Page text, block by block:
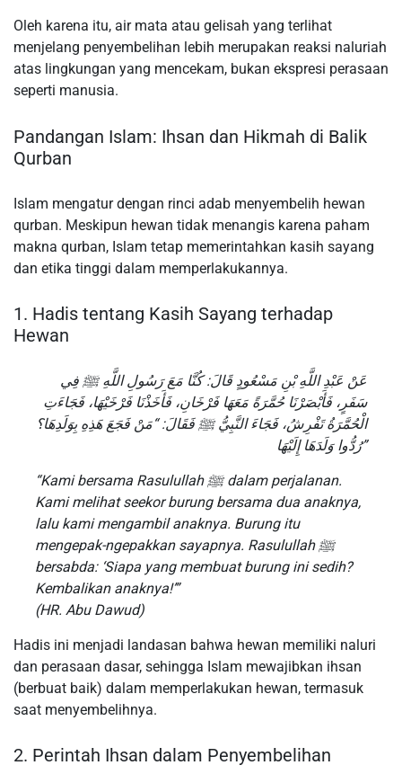
Oleh karena itu, air mata atau gelisah yang terlihat
menjelang penyembelihan lebih merupakan reaksi naluriah
atas lingkungan yang mencekam, bukan ekspresi perasaan
seperti manusia.
Pandangan Islam: Ihsan dan Hikmah di Balik
Qurban
Islam mengatur dengan rinci adab menyembelih hewan
qurban. Meskipun hewan tidak menangis karena paham
makna qurban, Islam tetap memerintahkan kasih sayang
dan etika tinggi dalam memperlakukannya.
1. Hadis tentang Kasih Sayang terhadap
Hewan
عَنْ عَبْدِ اللَّهِ بْنِ مَسْعُودٍ قَالَ: كُنَّا مَعَ رَسُولِ اللَّهِ ﷺ فِي
سَفَرٍ، فَأَبْصَرْنَا حُمَّرَةً مَعَهَا فَرْخَانِ، فَأَخَذْنَا فَرْخَيْهَا، فَجَاءَتِ
الْحُمَّرَةُ تَفْرِشُ، فَجَاءَ النَّبِيُّ ﷺ فَقَالَ: “مَنْ فَجَعَ هَذِهِ بِوَلَدِهَا؟
رُدُّوا وَلَدَهَا إِلَيْهَا”
“Kami bersama Rasulullah ﷺ dalam perjalanan.
Kami melihat seekor burung bersama dua anaknya,
lalu kami mengambil anaknya. Burung itu
mengepak-ngepakkan sayapnya. Rasulullah ﷺ
bersabda: ‘Siapa yang membuat burung ini sedih?
Kembalikan anaknya!’”
(HR. Abu Dawud)
Hadis ini menjadi landasan bahwa hewan memiliki naluri
dan perasaan dasar, sehingga Islam mewajibkan ihsan
(berbuat baik) dalam memperlakukan hewan, termasuk
saat menyembelihnya.
2. Perintah Ihsan dalam Penyembelihan